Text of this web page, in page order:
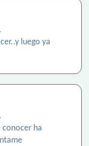
luego ya
ha